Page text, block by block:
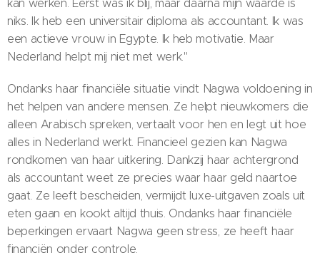
kan werken. Eerst was ik blij, maar daarna mijn waarde is
niks. Ik heb een universitair diploma als accountant. Ik was
een actieve vrouw in Egypte. Ik heb motivatie. Maar
Nederland helpt mij niet met werk."
Ondanks haar financiële situatie vindt Nagwa voldoening in
het helpen van andere mensen. Ze helpt nieuwkomers die
alleen Arabisch spreken, vertaalt voor hen en legt uit hoe
alles in Nederland werkt. Financieel gezien kan Nagwa
rondkomen van haar uitkering. Dankzij haar achtergrond
als accountant weet ze precies waar haar geld naartoe
gaat. Ze leeft bescheiden, vermijdt luxe-uitgaven zoals uit
eten gaan en kookt altijd thuis. Ondanks haar financiële
beperkingen ervaart Nagwa geen stress, ze heeft haar
financiën onder controle.